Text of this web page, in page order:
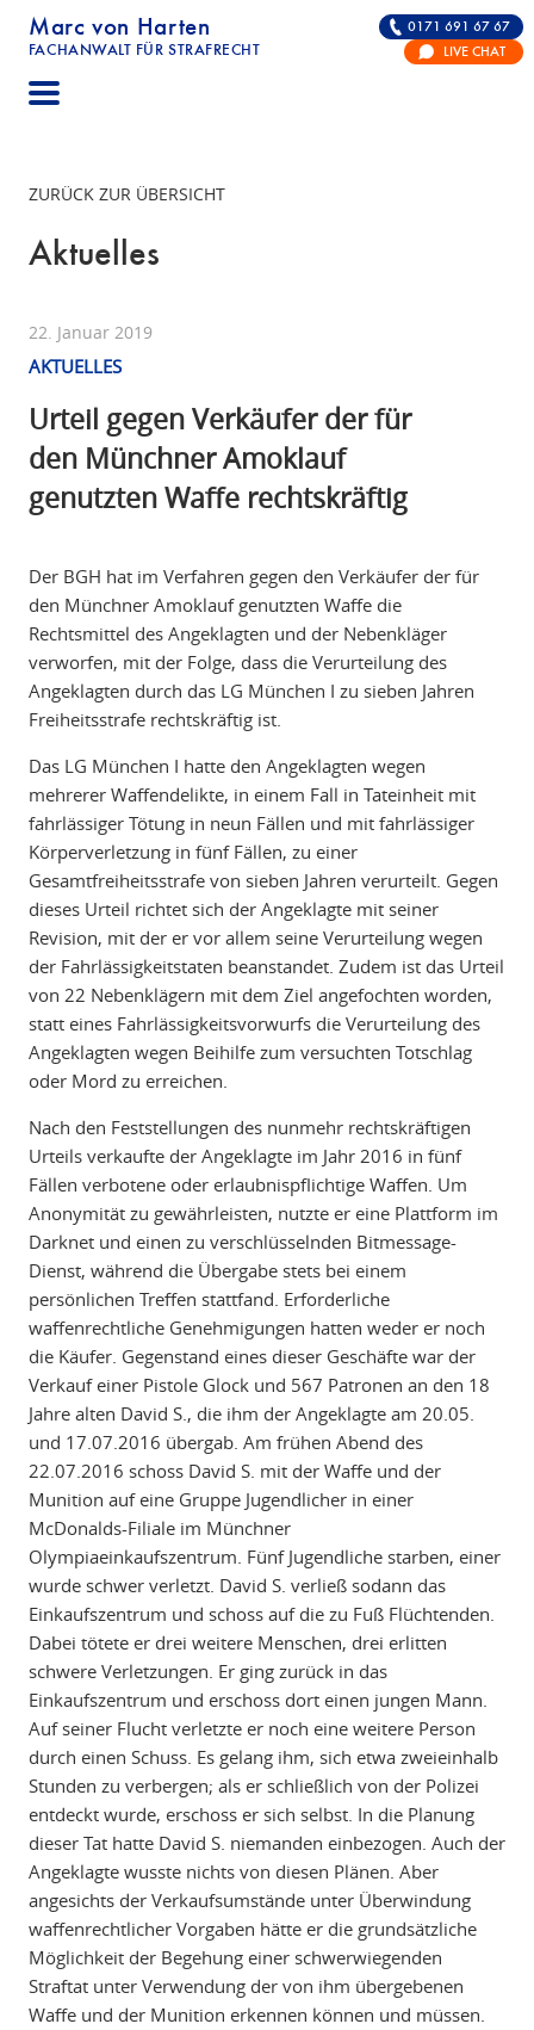
Marc von Harten
FACHANWALT FÜR STRAFRECHT
STRAFRECHT | RECHTSANWALT FÜR DIE
0171 691 67 67
LIVE CHAT
ZURÜCK ZUR ÜBERSICHT
Aktuelles
22. Januar 2019
AKTUELLES
Urteil gegen Verkäufer der für
den Münchner Amoklauf
genutzten Waffe rechtskräftig
Der BGH hat im Verfahren gegen den Verkäufer der für
den Münchner Amoklauf genutzten Waffe die
Rechtsmittel des Angeklagten und der Nebenkläger
verworfen, mit der Folge, dass die Verurteilung des
Angeklagten durch das LG München I zu sieben Jahren
Freiheitsstrafe rechtskräftig ist.
Das LG München I hatte den Angeklagten wegen
mehrerer Waffendelikte, in einem Fall in Tateinheit mit
fahrlässiger Tötung in neun Fällen und mit fahrlässiger
Körperverletzung in fünf Fällen, zu einer
Gesamtfreiheitsstrafe von sieben Jahren verurteilt. Gegen
dieses Urteil richtet sich der Angeklagte mit seiner
Revision, mit der er vor allem seine Verurteilung wegen
der Fahrlässigkeitstaten beanstandet. Zudem ist das Urteil
von 22 Nebenklägern mit dem Ziel angefochten worden,
statt eines Fahrlässigkeitsvorwurfs die Verurteilung des
Angeklagten wegen Beihilfe zum versuchten Totschlag
oder Mord zu erreichen.
Nach den Feststellungen des nunmehr rechtskräftigen
Urteils verkaufte der Angeklagte im Jahr 2016 in fünf
Fällen verbotene oder erlaubnispflichtige Waffen. Um
Anonymität zu gewährleisten, nutzte er eine Plattform im
Darknet und einen zu verschlüsselnden Bitmessage-
Dienst, während die Übergabe stets bei einem
persönlichen Treffen stattfand. Erforderliche
waffenrechtliche Genehmigungen hatten weder er noch
die Käufer. Gegenstand eines dieser Geschäfte war der
Verkauf einer Pistole Glock und 567 Patronen an den 18
Jahre alten David S., die ihm der Angeklagte am 20.05.
und 17.07.2016 übergab. Am frühen Abend des
22.07.2016 schoss David S. mit der Waffe und der
Munition auf eine Gruppe Jugendlicher in einer
McDonalds-Filiale im Münchner
Olympiaeinkaufszentrum. Fünf Jugendliche starben, einer
wurde schwer verletzt. David S. verließ sodann das
Einkaufszentrum und schoss auf die zu Fuß Flüchtenden.
Dabei tötete er drei weitere Menschen, drei erlitten
schwere Verletzungen. Er ging zurück in das
Einkaufszentrum und erschoss dort einen jungen Mann.
Auf seiner Flucht verletzte er noch eine weitere Person
durch einen Schuss. Es gelang ihm, sich etwa zweieinhalb
Stunden zu verbergen; als er schließlich von der Polizei
entdeckt wurde, erschoss er sich selbst. In die Planung
dieser Tat hatte David S. niemanden einbezogen. Auch der
Angeklagte wusste nichts von diesen Plänen. Aber
angesichts der Verkaufsumstände unter Überwindung
waffenrechtlicher Vorgaben hätte er die grundsätzliche
Möglichkeit der Begehung einer schwerwiegenden
Straftat unter Verwendung der von ihm übergebenen
Waffe und der Munition erkennen können und müssen.